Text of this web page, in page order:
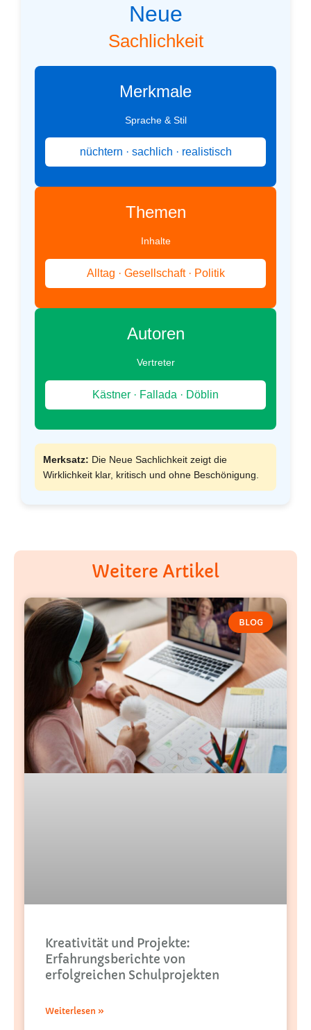
Neue
Sachlichkeit
Merkmale
Sprache & Stil
nüchtern · sachlich · realistisch
Themen
Inhalte
Alltag · Gesellschaft · Politik
Autoren
Vertreter
Kästner · Fallada · Döblin
Merksatz: Die Neue Sachlichkeit zeigt die
Wirklichkeit klar, kritisch und ohne Beschönigung.
Weitere Artikel
BLOG
Kreativität und Projekte:
Erfahrungsberichte von
erfolgreichen Schulprojekten
Weiterlesen »